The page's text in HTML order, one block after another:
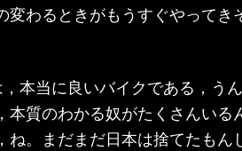
変わるときがもうすぐやってき
本当に良いバイクである，う
本質のわかる奴がたくさんいる
ね。まだまだ日本は捨てたもん